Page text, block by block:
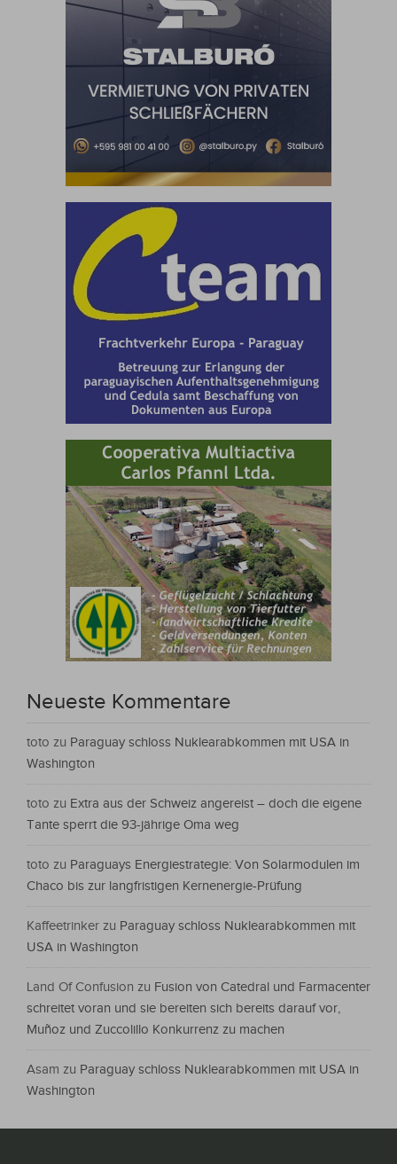
Neueste Kommentare
toto zu Paraguay schloss Nuklearabkommen mit USA in
Washington
toto zu Extra aus der Schweiz angereist – doch die eigene
Tante sperrt die 93-jährige Oma weg
toto zu Paraguays Energiestrategie: Von Solarmodulen im
Chaco bis zur langfristigen Kernenergie-Prüfung
Kaffeetrinker zu Paraguay schloss Nuklearabkommen mit
USA in Washington
Land Of Confusion zu Fusion von Catedral und Farmacenter
schreitet voran und sie bereiten sich bereits darauf vor,
Muñoz und Zuccolillo Konkurrenz zu machen
Asam zu Paraguay schloss Nuklearabkommen mit USA in
Washington